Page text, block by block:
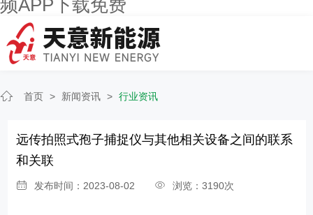
频APP下载免费
联系草莓视频APP官网
首页 > 新闻资讯 > 行业资讯
远传拍照式孢子捕捉仪与其他相关设备之间的联系
和关联
发布时间：2023-08-02 浏览：3190次